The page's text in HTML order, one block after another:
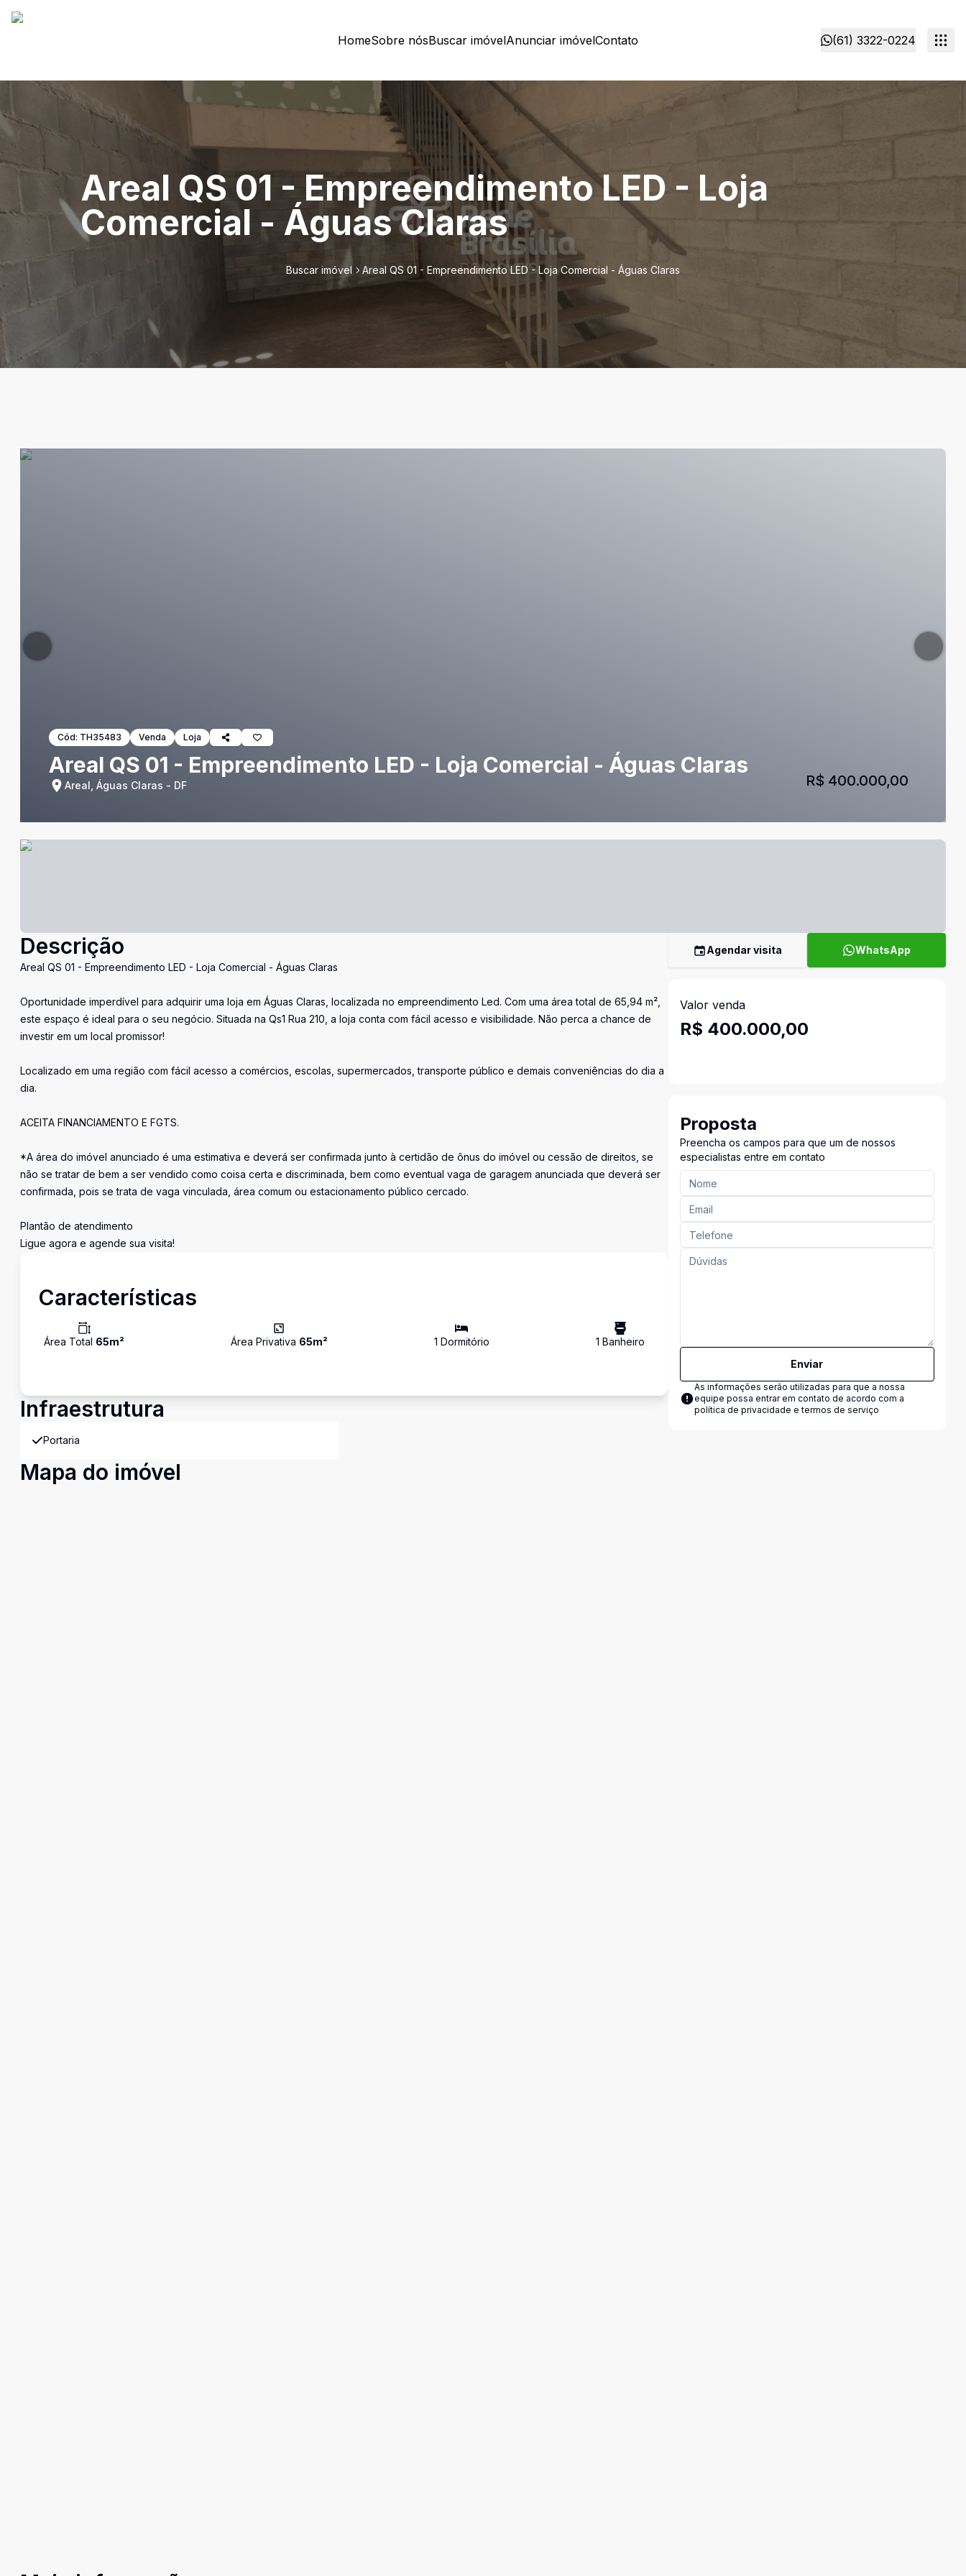
HomeSobre nósBuscar imóvelAnunciar imóvelContato (61) 3322-0224
Areal QS 01 - Empreendimento LED - Loja
Comercial - Águas Claras
Buscar imóvel Areal QS 01 - Empreendimento LED - Loja Comercial - Águas Claras
Cód: TH35483 Venda Loja
Areal QS 01 - Empreendimento LED - Loja Comercial - Águas Claras
Areal, Águas Claras - DF R$ 400.000,00
Descrição
Areal QS 01 - Empreendimento LED - Loja Comercial - Águas Claras
Oportunidade imperdível para adquirir uma loja em Águas Claras, localizada no empreendimento Led. Com uma área total de 65,94 m²,
este espaço é ideal para o seu negócio. Situada na Qs1 Rua 210, a loja conta com fácil acesso e visibilidade. Não perca a chance de
investir em um local promissor!
Localizado em uma região com fácil acesso a comércios, escolas, supermercados, transporte público e demais conveniências do dia a
dia.
ACEITA FINANCIAMENTO E FGTS.
*A área do imóvel anunciado é uma estimativa e deverá ser confirmada junto à certidão de ônus do imóvel ou cessão de direitos, se
não se tratar de bem a ser vendido como coisa certa e discriminada, bem como eventual vaga de garagem anunciada que deverá ser
confirmada, pois se trata de vaga vinculada, área comum ou estacionamento público cercado.
Plantão de atendimento
Ligue agora e agende sua visita!
Características
Área Total 65m² Área Privativa 65m² 1 Dormitório 1 Banheiro
Infraestrutura
Portaria
Mapa do imóvel
Agendar visita WhatsApp
Valor venda
R$ 400.000,00
Proposta
Preencha os campos para que um de nossos
especialistas entre em contato
Enviar
As informações serão utilizadas para que a nossa
equipe possa entrar em contato de acordo com a
política de privacidade e termos de serviço